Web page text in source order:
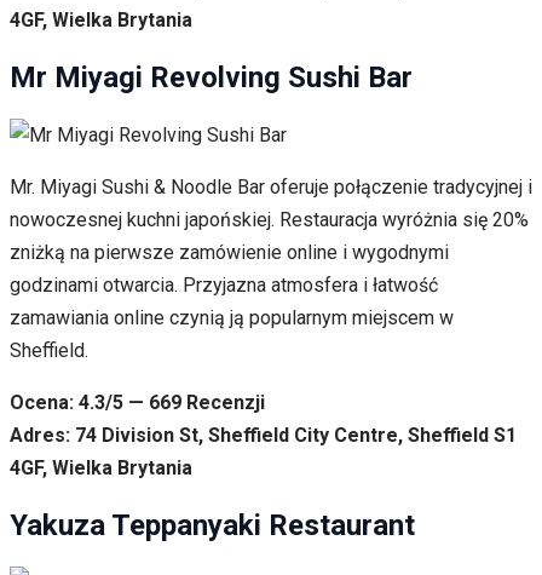
4GF, Wielka Brytania
Mr Miyagi Revolving Sushi Bar
Mr. Miyagi Sushi & Noodle Bar oferuje połączenie tradycyjnej i
nowoczesnej kuchni japońskiej. Restauracja wyróżnia się 20%
zniżką na pierwsze zamówienie online i wygodnymi
godzinami otwarcia. Przyjazna atmosfera i łatwość
zamawiania online czynią ją popularnym miejscem w
Sheffield.
Ocena: 4.3/5 — 669 Recenzji
Adres: 74 Division St, Sheffield City Centre, Sheffield S1
4GF, Wielka Brytania
Yakuza Teppanyaki Restaurant